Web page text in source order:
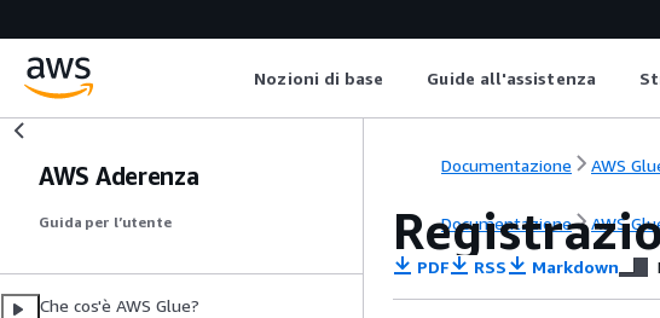
Nozioni di base Guide all'assistenza
AWS Aderenza
Guida per l’utente
Che cos'è AWS Glue?
Documentazione AWS
Documentazione AWS
PDF RSS Markdown